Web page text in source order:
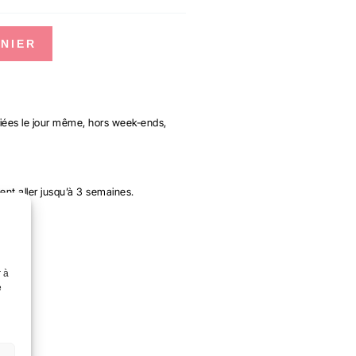
à
le jour même, hors week-ends,
aller jusqu’à 3 semaines.